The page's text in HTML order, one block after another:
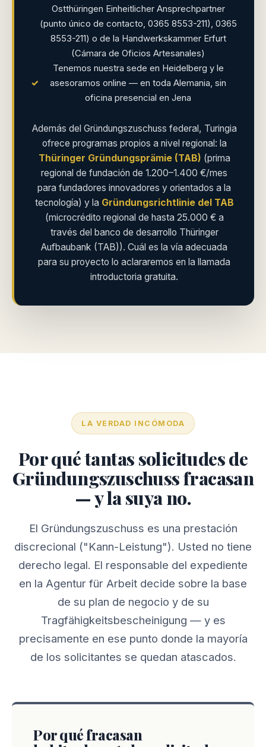
Ostthüringen Einheitlicher Ansprechpartner
(punto único de contacto, 0365 8553-211), 0365
8553-211) o de la Handwerkskammer Erfurt
(Cámara de Oficios Artesanales)
✓
Tenemos nuestra sede en Heidelberg y le
asesoramos online — en toda Alemania, sin
oficina presencial en Jena
Además del Gründungszuschuss federal, Turingia
ofrece programas propios a nivel regional: la
Thüringer Gründungsprämie (TAB) (prima
regional de fundación de 1.200–1.400 €/mes
para fundadores innovadores y orientados a la
tecnología) y la Gründungsrichtlinie del TAB
(microcrédito regional de hasta 25.000 € a
través del banco de desarrollo Thüringer
Aufbaubank (TAB)). Cuál es la vía adecuada
para su proyecto lo aclararemos en la llamada
introductoria gratuita.
LA VERDAD INCÓMODA
Por qué tantas solicitudes de
Gründungszuschuss fracasan
— y la suya no.
El Gründungszuschuss es una prestación
discrecional ("Kann-Leistung"). Usted no tiene
derecho legal. El responsable del expediente
en la Agentur für Arbeit decide sobre la base
de su plan de negocio y de su
Tragfähigkeitsbescheinigung — y es
precisamente en ese punto donde la mayoría
de los solicitantes se quedan atascados.
Por qué fracasan